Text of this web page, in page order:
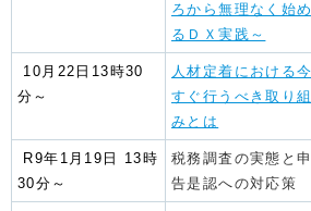
ろから無理なく始め
るＤＸ実践～
10月22日13時30
分～
人材定着における今
すぐ行うべき取り組
みとは
R9年1月19日 13時
30分～
税務調査の実態と申
告是認への対応策